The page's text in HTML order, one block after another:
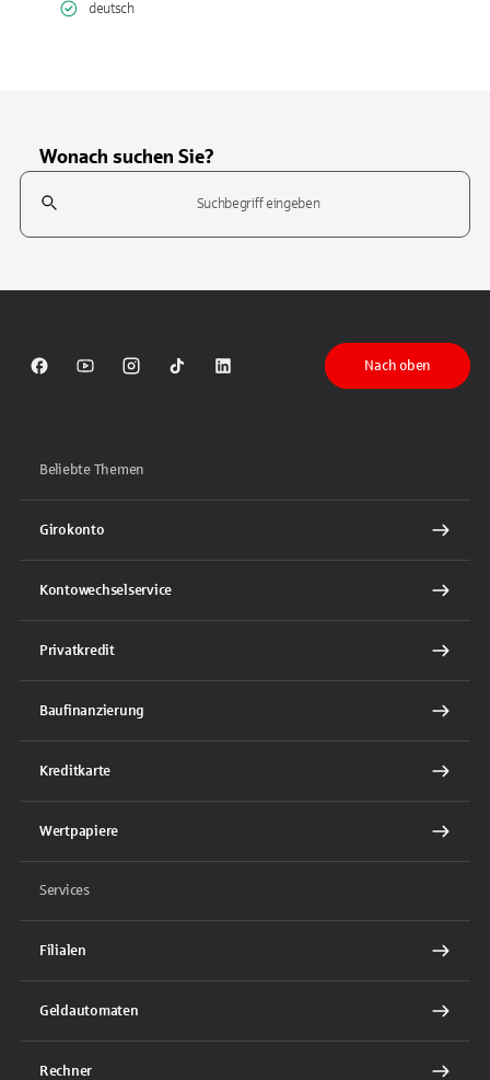
deutsch
Wonach suchen Sie?
Suchfeld
Sparkasse auf Facebook
Sparkasse auf Youtube
Sparkasse auf Instagram
Sparkasse auf TikTok
Sparkasse auf LinkedIn
Nach oben
Beliebte Themen
Girokonto
Kontowechselservice
Privatkredit
Baufinanzierung
Kreditkarte
Wertpapiere
Services
Filialen
Geldautomaten
Rechner